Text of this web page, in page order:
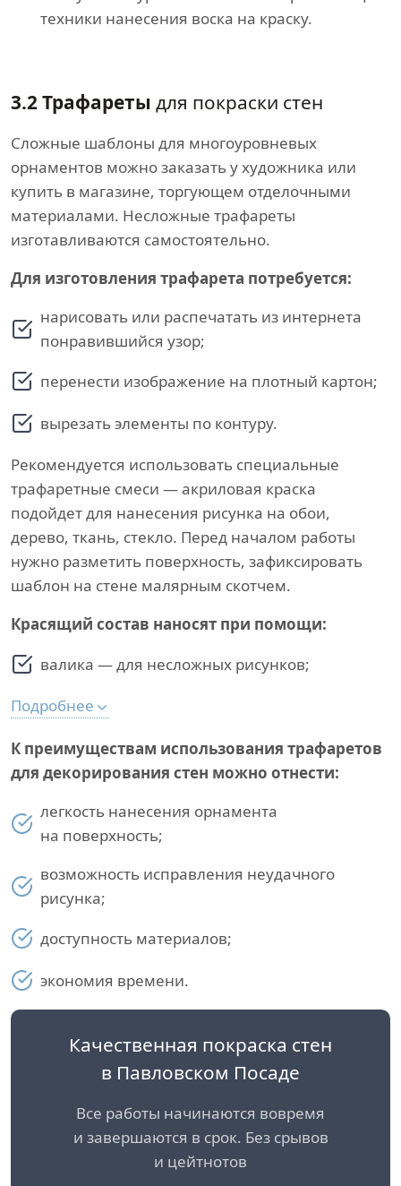
техники нанесения воска на краску.
3.2 Трафареты для покраски стен
Сложные шаблоны для многоуровневых
орнаментов можно заказать у художника или
купить в магазине, торгующем отделочными
материалами. Несложные трафареты
изготавливаются самостоятельно.
Для изготовления трафарета потребуется:
нарисовать или распечатать из интернета
понравившийся узор;
перенести изображение на плотный картон;
вырезать элементы по контуру.
Рекомендуется использовать специальные
трафаретные смеси — акриловая краска
подойдет для нанесения рисунка на обои,
дерево, ткань, стекло. Перед началом работы
нужно разметить поверхность, зафиксировать
шаблон на стене малярным скотчем.
Красящий состав наносят при помощи:
валика — для несложных рисунков;
Подробнее
К преимуществам использования трафаретов
для декорирования стен можно отнести:
легкость нанесения орнамента
на поверхность;
возможность исправления неудачного
рисунка;
доступность материалов;
экономия времени.
Качественная покраска стен
в Павловском Посаде
Все работы начинаются вовремя
и завершаются в срок. Без срывов
и цейтнотов